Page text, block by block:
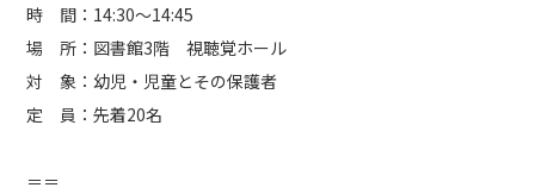
時 間：14:30～14:45
場 所：図書館3階 視聴覚ホール
対 象：幼児・児童とその保護者
定 員：先着20名
＝＝